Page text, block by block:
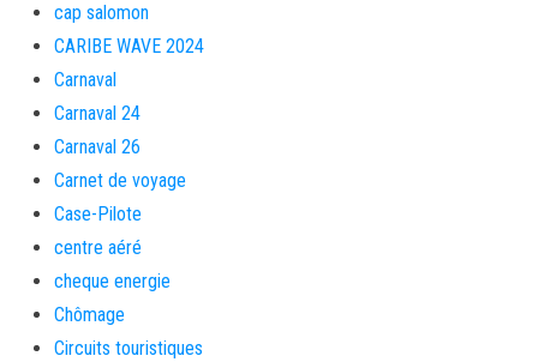
cap salomon
CARIBE WAVE 2024
Carnaval
Carnaval 24
Carnaval 26
Carnet de voyage
Case-Pilote
centre aéré
cheque energie
Chômage
Circuits touristiques